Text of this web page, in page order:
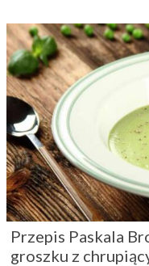
Przepis Paskala
groszku z